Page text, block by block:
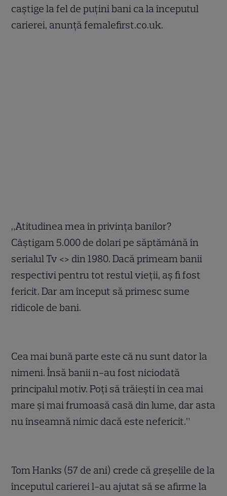
caştige la fel de puţini bani ca la începutul
carierei, anunţă femalefirst.co.uk.
„Atitudinea mea în privinţa banilor?
Câştigam 5.000 de dolari pe săptămână în
serialul Tv <> din 1980. Dacă primeam banii
respectivi pentru tot restul vieţii, aş fi fost
fericit. Dar am început să primesc sume
ridicole de bani.
Cea mai bună parte este că nu sunt dator la
nimeni. Însă banii n-au fost niciodată
principalul motiv. Poţi să trăieşti în cea mai
mare şi mai frumoasă casă din lume, dar asta
nu înseamnă nimic dacă este nefericit.”
Tom Hanks (57 de ani) crede că greşelile de la
începutul carierei l-au ajutat să se afirme la